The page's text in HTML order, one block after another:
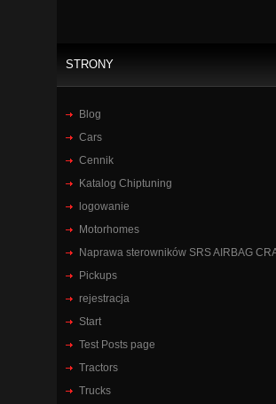
STRONY
Blog
Cars
Cennik
Katalog Chiptuning
logowanie
Motorhomes
Naprawa sterowników SRS AIRBAG
Pickups
rejestracja
Start
Test Posts page
Tractors
Trucks